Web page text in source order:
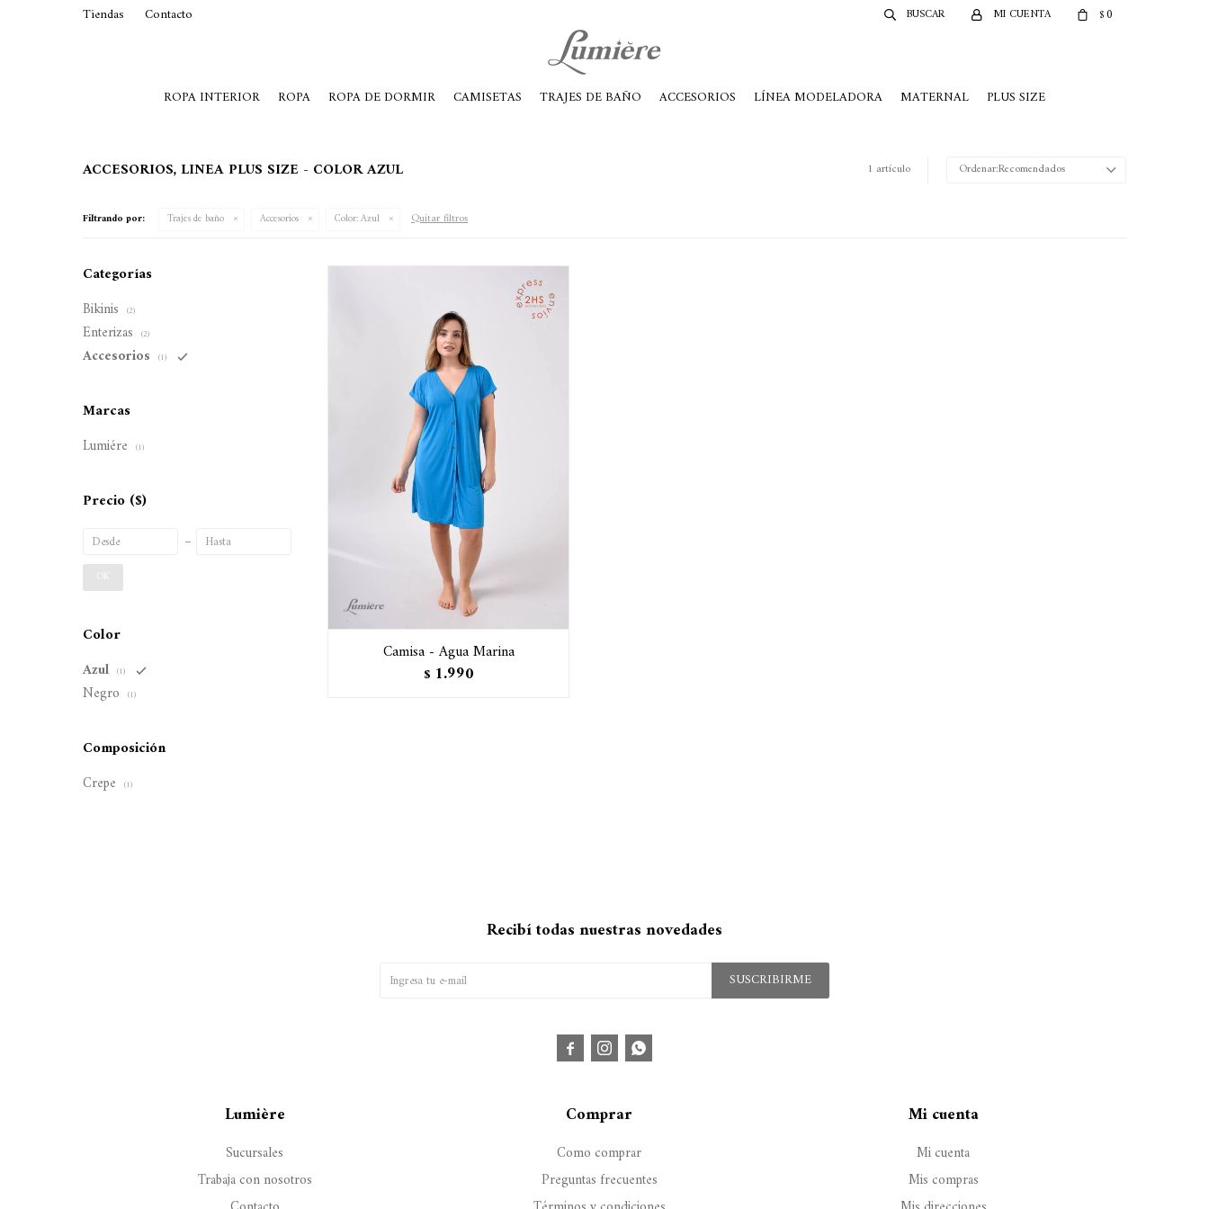
ROPA INTERIOR ROPA ROPA DE DORMIR CAMISETAS TRAJES DE BAÑO ACCESORIOS LÍNEA MODELADORA MATERNAL PLUS SIZE
$0
Tiendas Contacto
ACCESORIOS, LINEA PLUS SIZE - COLOR AZUL 1 artículo Recomendados
Filtrando por: Trajes de baño Accesorios Color:Azul Quitar filtros
Camisa - Agua Marina
$ 1.990
Categorías
Bikinis (2)
Enterizas (2)
Accesorios (1)
Marcas
Lumiére (1)
Precio ($)
OK
Color
Azul (1)
Negro (1)
Composición
Crepe (1)
Lumière
Sucursales
Trabaja con nosotros
Comprar
Como comprar
Preguntas frecuentes
Mi cuenta
Mi cuenta
Mis compras
Recibí todas nuestras novedades
SUSCRIBIRME
  